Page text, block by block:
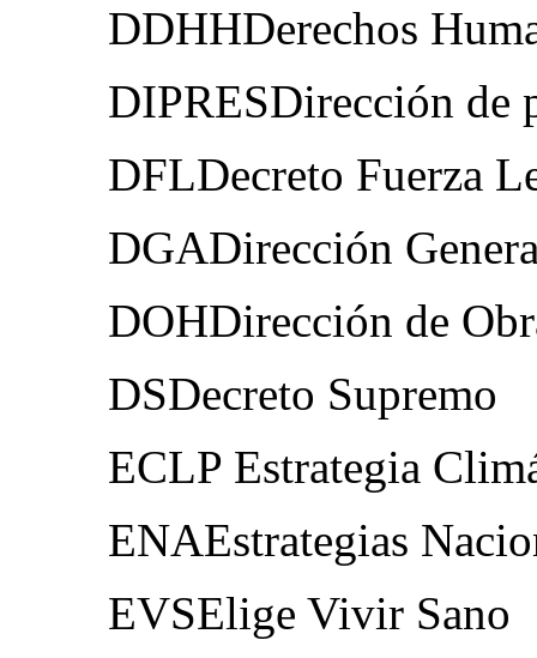
DDHHDerechos
DIPRESDirección de
DFLDecreto Fuerza
DGADirección
DOHDirección de
DSDecreto Supremo
ECLP Estrategia
ENAEstrategias
EVSElige Vivir Sano